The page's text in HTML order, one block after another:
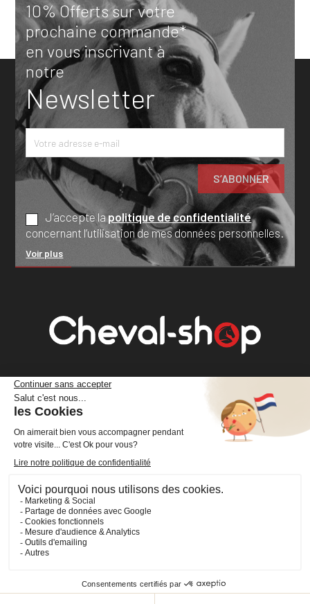
10% Offerts sur votre
prochaine commande*
en vous inscrivant à
notre
Newsletter
J’accepte lapolitique de confidentialité
concernant l’utilisation de mes données personnelles.
Voir plus
France
+33 (0)2 40 36 20 61
Facebook
INFORMATIONS 